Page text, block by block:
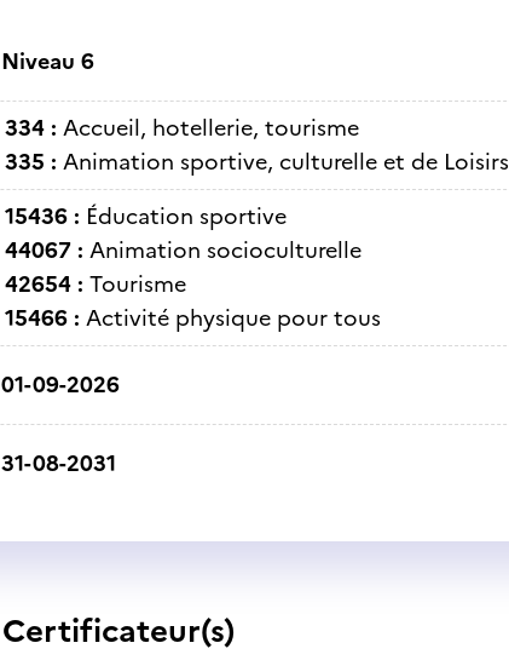
Niveau 6
334 : Accueil, hotellerie, tourisme
335 : Animation sportive, culturelle et de Loisirs
15436 : Éducation sportive
44067 : Animation socioculturelle
42654 : Tourisme
15466 : Activité physique pour tous
01-09-2026
31-08-2031
Certificateur(s)